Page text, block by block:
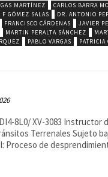
MARTÍNEZ CARLOS BARRA
F GÓMEZ SALAS DR. ANTONIO
FRANCISCO CÁRDENAS JAVIER
MARTIN PERALTA SÁNCHEZ
PABLO VARGAS
8L0/ XV-3083 Instructor
Terrenales Sujeto
Proceso de